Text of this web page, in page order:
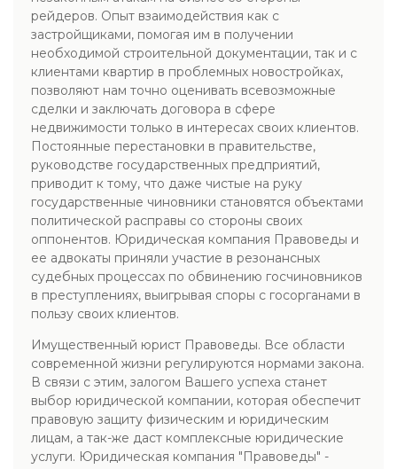
рейдеров. Опыт взаимодействия как с
застройщиками, помогая им в получении
необходимой строительной документации, так и с
клиентами квартир в проблемных новостройках,
позволяют нам точно оценивать всевозможные
сделки и заключать договора в сфере
недвижимости только в интересах своих клиентов.
Постоянные перестановки в правительстве,
руководстве государственных предприятий,
приводит к тому, что даже чистые на руку
государственные чиновники становятся объектами
политической расправы со стороны своих
оппонентов. Юридическая компания Правоведы и
ее адвокаты приняли участие в резонансных
судебных процессах по обвинению госчиновников
в преступлениях, выигрывая споры с госорганами в
пользу своих клиентов.
Имущественный юрист Правоведы. Все области
современной жизни регулируются нормами закона.
В связи с этим, залогом Вашего успеха станет
выбор юридической компании, которая обеспечит
правовую защиту физическим и юридическим
лицам, а так-же даст комплексные юридические
услуги. Юридическая компания "Правоведы" -